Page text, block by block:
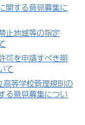
関する意見募集に
止地域等の指定
可を申請すべき期
て
高等学校管理規則の
る意見募集につい